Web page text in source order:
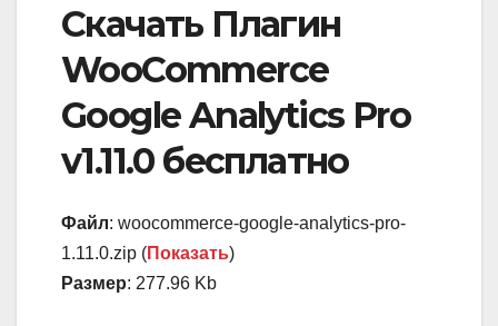
Скачать Плагин
WooCommerce
Google Analytics Pro
v1.11.0 бесплатно
Файл: woocommerce-google-analytics-pro-
1.11.0.zip (Показать)
Размер: 277.96 Kb